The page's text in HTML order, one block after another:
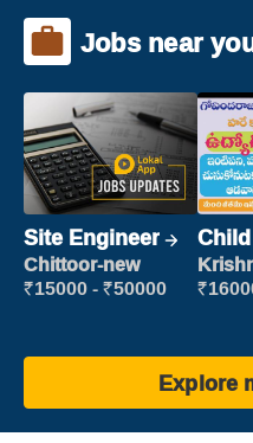
Jobs near
Site Engineer
Chittoor-new
₹15000 - ₹50000
Explore